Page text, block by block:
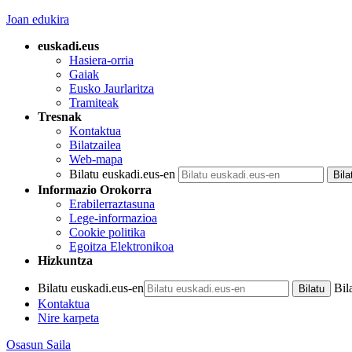
Joan edukira
euskadi.eus
Hasiera-orria
Gaiak
Eusko Jaurlaritza
Tramiteak
Tresnak
Kontaktua
Bilatzailea
Web-mapa
Bilatu euskadi.eus-en
Informazio Orokorra
Erabilerraztasuna
Lege-informazioa
Cookie politika
Egoitza Elektronikoa
Hizkuntza
Bilatu euskadi.eus-en
Kontaktua
Nire karpeta
Osasun Saila